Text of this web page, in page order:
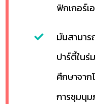
ฟิกเกอร์
มันสามาร
ปาร์ตี้ในร่
ศึกษาจาก
การชุมนุ